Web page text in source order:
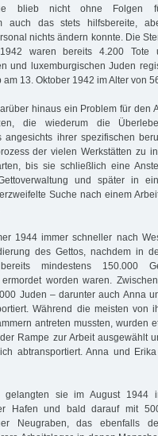
blieb nicht ohne Folgen
auch das stets hilfsbereite,
nichts ändern konnte. Die
waren bereits 4.200 Tote
und luxemburgischen Juden
13. Oktober 1942 im Alter von
hinaus ein Problem für den
die wiederum die
angesichts ihrer spezifischen
der vielen Werkstätten zu
bis sie schließlich eine
und später in
Suche nach einem
1944 immer schneller nach
des Gettos, nachdem in
mindestens 150.000
ermordet worden waren.
Juden – darunter auch Anna
Während die meisten von
antreten mussten, wurden
Rampe zur Arbeit ausgewählt
abtransportiert. Anna und
gelangten sie im August 1944
Hafen und bald darauf mit
Neugraben, das ebenfalls